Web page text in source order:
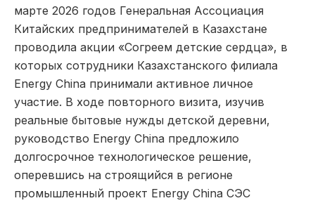
марте 2026 годов Генеральная Ассоциация
Китайских предпринимателей в Казахстане
проводила акции «Согреем детские сердца», в
которых сотрудники Казахстанского филиала
Energy China принимали активное личное
участие. В ходе повторного визита, изучив
реальные бытовые нужды детской деревни,
руководство Energy China предложило
долгосрочное технологическое решение,
оперевшись на строящийся в регионе
промышленный проект Energy China СЭС